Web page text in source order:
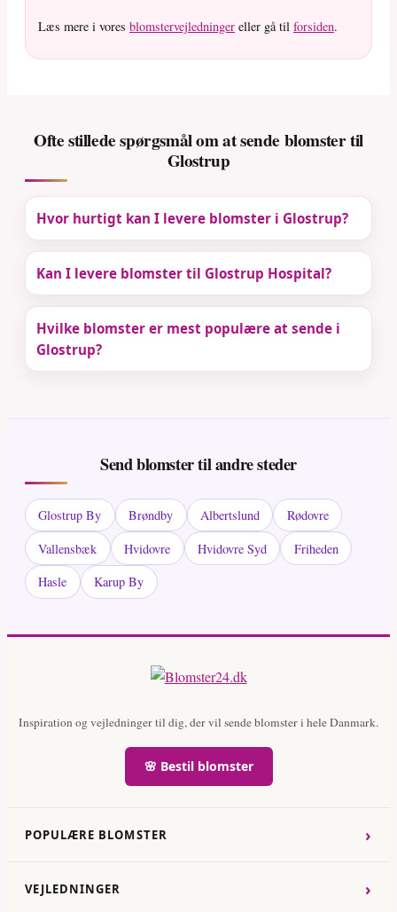
Læs mere i vores blomstervejledninger eller gå til forsiden.
Ofte stillede spørgsmål om at sende blomster til
Glostrup
Hvor hurtigt kan I levere blomster i Glostrup?
Kan I levere blomster til Glostrup Hospital?
Hvilke blomster er mest populære at sende i
Glostrup?
Send blomster til andre steder
Glostrup By Brøndby Albertslund
Rødovre
Vallensbæk
Hvidovre Hvidovre Syd
Friheden
Hasle
Karup By
Inspiration og vejledninger til dig, der vil sende blomster i hele Danmark.
🌸 Bestil blomster
POPULÆRE BLOMSTER ›
VEJLEDNINGER ›